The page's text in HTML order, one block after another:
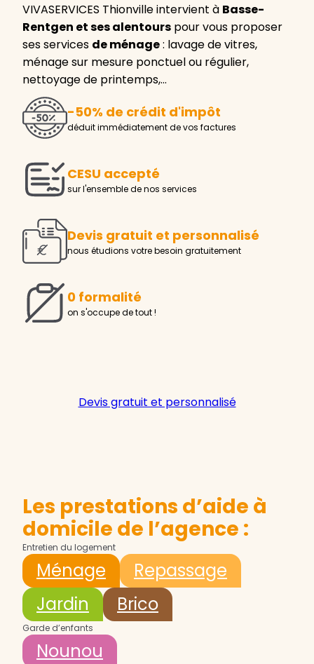
VIVASERVICES Thionville intervient à Basse-
Rentgen et ses alentours pour vous proposer
ses services de ménage: lavage de vitres,
ménage sur mesure ponctuel ou régulier,
nettoyage de printemps,…
-50% de crédit d'impôt
déduit immédiatement de vos factures
CESU accepté
sur l'ensemble de nos services
Devis gratuit et personnalisé
nous étudions votre besoin gratuitement
0 formalité
on s'occupe de tout !
Devis gratuit et personnalisé
Les prestations d’aide à
domicile de l’agence :
Entretien du logement
Ménage
Repassage
Jardin
Brico
Garde d’enfants
Nounou